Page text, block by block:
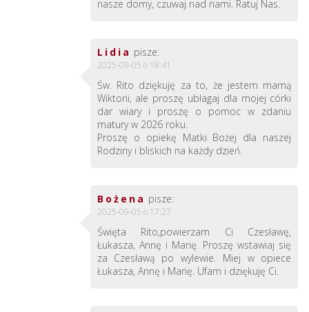
nasze domy, czuwaj nad nami. Ratuj Nas.
Lidia pisze:
2025-09-05 o 18:41
Św. Rito dziękuję za to, że jestem mamą
Wiktorii, ale proszę ubłagaj dla mojej córki
dar wiary i proszę o pomoc w zdaniu
matury w 2026 roku.
Proszę o opiekę Matki Bożej dla naszej
Rodziny i bliskich na każdy dzień.
Bożena pisze:
2025-09-05 o 17:27
Święta Rito,powierzam Ci Czesławę,
Łukasza, Annę i Marię. Proszę wstawiaj się
za Czesławą po wylewie. Miej w opiece
Łukasza, Annę i Marię. Ufam i dziękuję Ci.